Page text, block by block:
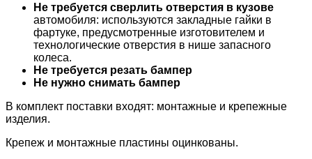
Не требуется сверлить отверстия в кузове
автомобиля: используются закладные гайки в
фартуке, предусмотренные изготовителем и
технологические отверстия в нише запасного
колеса.
Не требуется резать бампер
Не нужно снимать бампер
В комплект поставки входят: монтажные и крепежные
изделия.
Крепеж и монтажные пластины оцинкованы.